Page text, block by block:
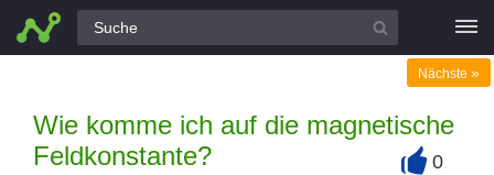
Alle Fragen
Wie komme ich auf die magnetische
Feldkonstante?
Nächste »
0